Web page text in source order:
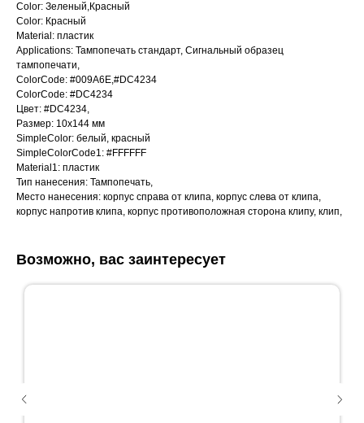
Color: Зеленый,Красный
Color: Красный
Material: пластик
Applications: Тампопечать стандарт, Сигнальный образец
тампопечати,
ColorCode: #009A6E,#DC4234
ColorCode: #DC4234
Цвет: #DC4234,
Размер: 10х144 мм
SimpleColor: белый, красный
SimpleColorCode1: #FFFFFF
Material1: пластик
Тип нанесения: Тампопечать,
Место нанесения: корпус справа от клипа, корпус слева от клипа,
корпус напротив клипа, корпус противоположная сторона клипу, клип,
Возможно, вас заинтересует